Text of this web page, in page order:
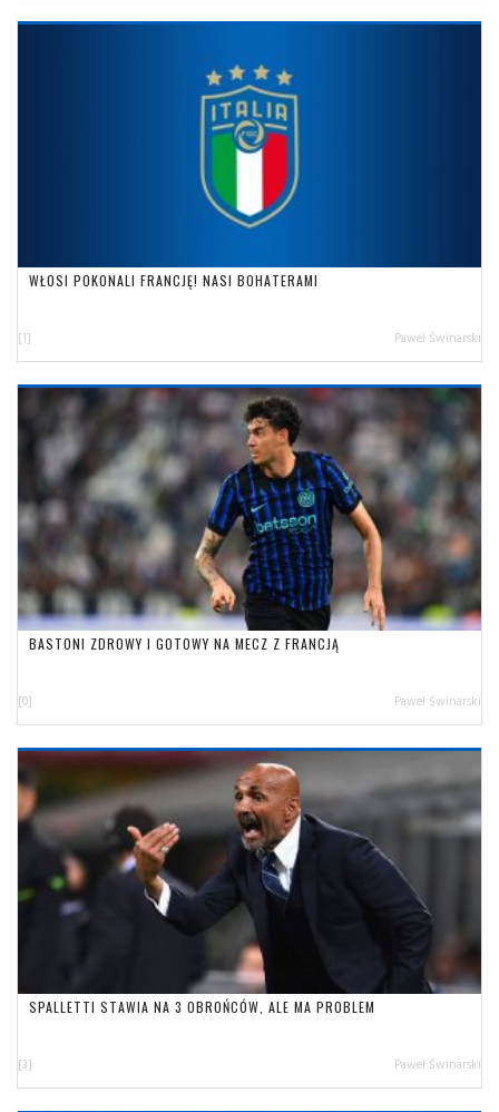
WŁOSI POKONALI FRANCJĘ! NASI BOHATERAMI
[1] Paweł Świnarski
BASTONI ZDROWY I GOTOWY NA MECZ Z FRANCJĄ
[0] Paweł Świnarski
SPALLETTI STAWIA NA 3 OBROŃCÓW, ALE MA PROBLEM
[3] Paweł Świnarski